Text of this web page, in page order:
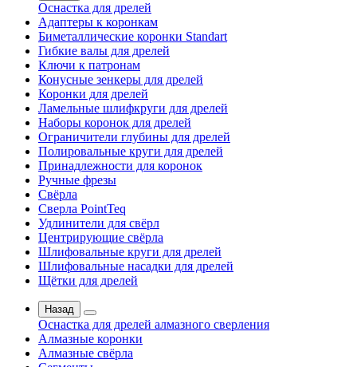
Оснастка для дрелей
Адаптеры к коронкам
Биметаллические коронки Standart
Гибкие валы для дрелей
Ключи к патронам
Конусные зенкеры для дрелей
Коронки для дрелей
Ламельные шлифкруги для дрелей
Наборы коронок для дрелей
Ограничители глубины для дрелей
Полировальные круги для дрелей
Принадлежности для коронок
Ручные фрезы
Свёрла
Сверла PointTeq
Удлинители для свёрл
Центрирующие свёрла
Шлифовальные круги для дрелей
Шлифовальные насадки для дрелей
Щётки для дрелей
Назад
Оснастка для дрелей алмазного сверления
Алмазные коронки
Алмазные свёрла